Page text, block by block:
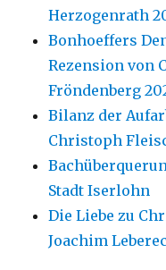
Herzogenrath
Bonhoeffers
Rezension von
Fröndenberg
Bilanz der
Christoph
Stadt Iserlohn
Die Liebe zu
Joachim